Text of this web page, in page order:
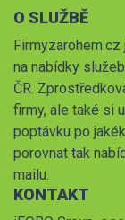
O SLUŽBĚ
na nabídky
ČR.
firmy, ale také si
poptávku po
porovnat tak
mailu.
KONTAKT